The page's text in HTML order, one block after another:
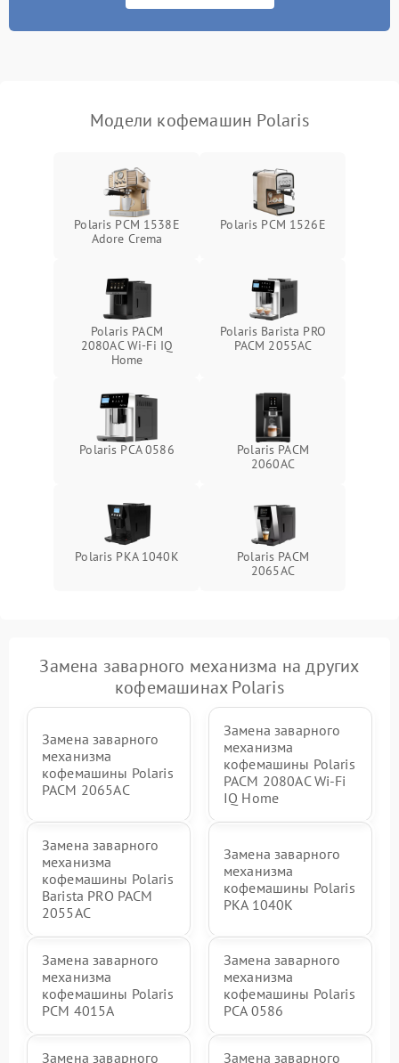
Модели кофемашин Polaris
Polaris PCM 1538E
Adore Crema
Polaris PCM 1526E
Polaris PACM
2080AC Wi-Fi IQ
Home
Polaris Barista PRO
PACM 2055AC
Polaris PCA 0586
Polaris PACM
2060AC
Polaris PKA 1040K
Polaris PACM
2065AC
Замена заварного механизма на других
кофемашинах Polaris
Замена заварного
механизма
кофемашины Polaris
PACM 2065AC
Замена заварного
механизма
кофемашины Polaris
PACM 2080AC Wi-Fi
IQ Home
Замена заварного
механизма
кофемашины Polaris
Barista PRO PACM
2055AC
Замена заварного
механизма
кофемашины Polaris
PKA 1040K
Замена заварного
механизма
кофемашины Polaris
PCM 4015A
Замена заварного
механизма
кофемашины Polaris
PCA 0586
Замена заварного Замена заварного